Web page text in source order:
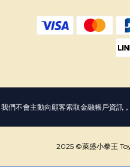
我們不會主動向顧客索取金融帳戶資訊
2025 ©萊盛小拳王